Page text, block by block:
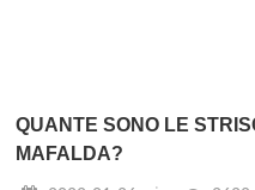
QUANTE SONO LE
MAFALDA?